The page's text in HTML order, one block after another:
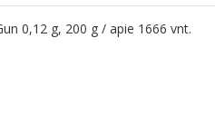
0,12 g, 200 g / apie 1666 vnt.